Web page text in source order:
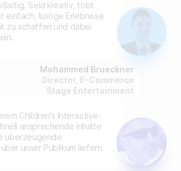
Seid kreativ, tobt
einfach, lustige Erlebnisse
zu schaffen und dabei
Mohammed Brueckner
Director, E-Commerce
Stage Entertainment
Children's Interactive-
ansprechende Inhalte
überzeugende
unser Publikum liefern.